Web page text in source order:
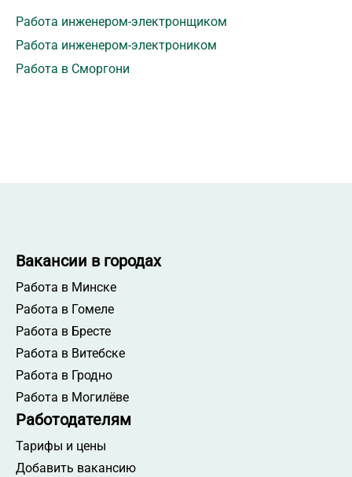
Работа инженером-электронщиком
Работа инженером-электроником
Работа в Сморгони
Вакансии в городах
Работа в Минске
Работа в Гомеле
Работа в Бресте
Работа в Витебске
Работа в Гродно
Работа в Могилёве
Работодателям
Тарифы и цены
Добавить вакансию